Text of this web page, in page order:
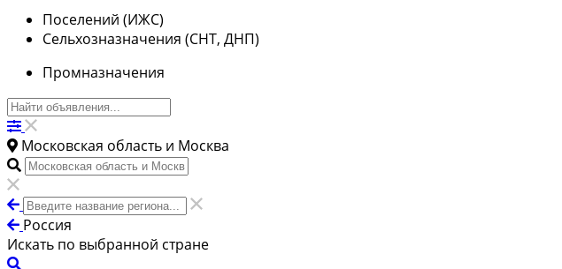
Поселений (ИЖС)
Сельхозназначения (СНТ, ДНП)
Промназначения
Московская область и Москва
Россия
Искать по выбранной стране